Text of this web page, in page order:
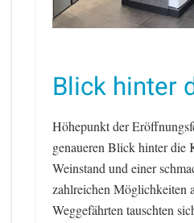
Blick hinter
Höhepunkt der
genaueren Blick hinter die
Weinstand und einer
zahlreichen Möglichkeiten
Weggefährten tauschten